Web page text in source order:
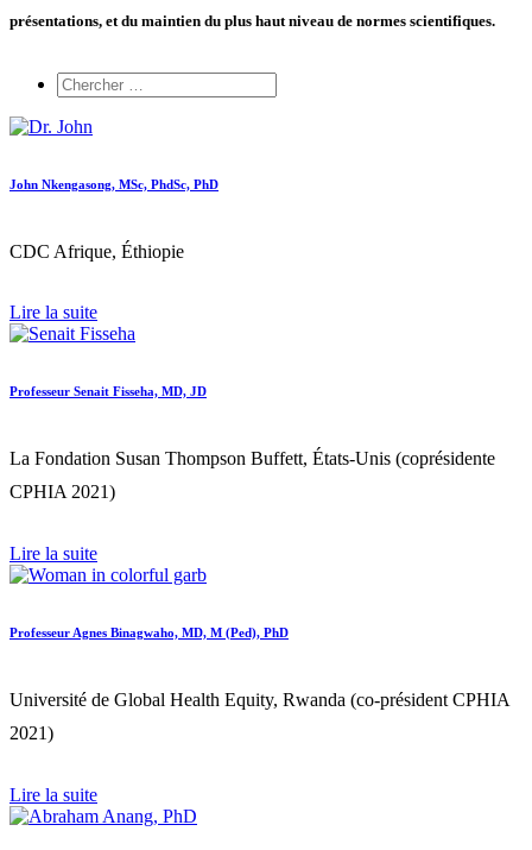
présentations, et du maintien du plus haut niveau de normes scientifiques.
John Nkengasong, MSc, PhdSc, PhD
CDC Afrique, Éthiopie
Lire la suite
Professeur Senait Fisseha, MD, JD
La Fondation Susan Thompson Buffett, États-Unis (coprésidente
CPHIA 2021)
Lire la suite
Professeur Agnes Binagwaho, MD, M (Ped), PhD
Université de Global Health Equity, Rwanda (co-président CPHIA
2021)
Lire la suite